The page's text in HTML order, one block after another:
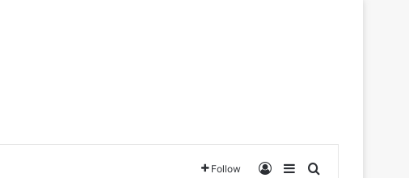
Follow Log InSidebarSearch for